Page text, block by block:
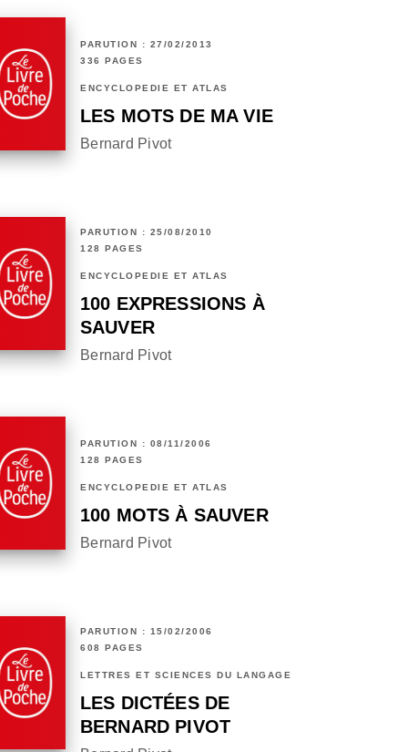
PARUTION : 27/02/2013
336 PAGES
ENCYCLOPÉDIE ET ATLAS
LES MOTS DE MA VIE
Bernard Pivot
PARUTION : 25/08/2010
128 PAGES
ENCYCLOPÉDIE ET ATLAS
100 EXPRESSIONS À
SAUVER
Bernard Pivot
PARUTION : 08/11/2006
128 PAGES
ENCYCLOPÉDIE ET ATLAS
100 MOTS À SAUVER
Bernard Pivot
PARUTION : 15/02/2006
608 PAGES
LETTRES ET SCIENCES DU LANGAGE
LES DICTÉES DE
BERNARD PIVOT